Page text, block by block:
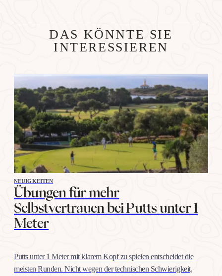
DAS KÖNNTE SIE
INTERESSIEREN
NEUIGKEITEN
Übungen für mehr
Selbstvertrauen bei Putts unter 1
Meter
Putts unter 1 Meter mit klarem Kopf zu spielen entscheidet die
meisten Runden. Nicht wegen der technischen Schwierigkeit,